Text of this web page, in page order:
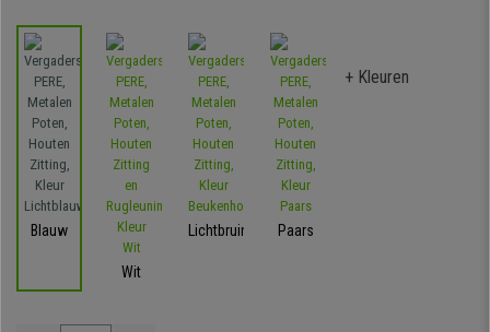
Blauw
Wit
Lichtbruin Paars
+ Kleuren